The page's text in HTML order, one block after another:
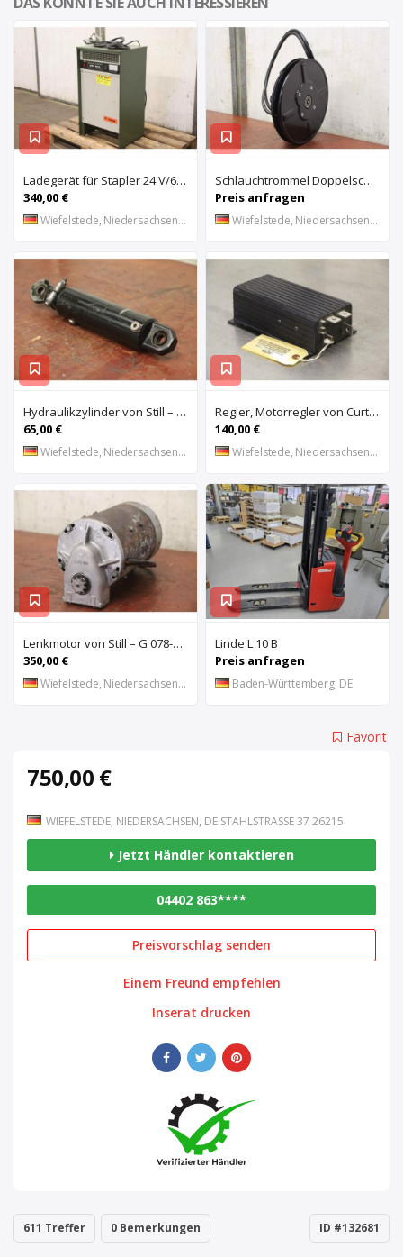
Ladegerät für Stapler 24 V/64 A von DETA – WE 24/64 S
340,00 €
Wiefelstede, Niedersachsen, DE
Schlauchtrommel Doppelschlauchtrommel von Flenco – 7039033 10 2007 A-3
Preis anfragen
Wiefelstede, Niedersachsen, DE
Hydraulikzylinder von Still – Hub 250 mm EFG 1.5/5004
65,00 €
Wiefelstede, Niedersachsen, DE
Regler, Motorregler von Curtis – 1205-208
140,00 €
Wiefelstede, Niedersachsen, DE
Lenkmotor von Still – G 078-14/4.4 EFG 1.5/5004
350,00 €
Wiefelstede, Niedersachsen, DE
Linde L 10 B
Preis anfragen
Baden-Württemberg, DE
Favorit
750,00 €
WIEFELSTEDE, NIEDERSACHSEN, DE STAHLSTRASSE 37 26215
Jetzt Händler kontaktieren
04402 863****
Preisvorschlag senden
Einem Freund empfehlen
Inserat drucken
611 Treffer 0 Bemerkungen ID #132681